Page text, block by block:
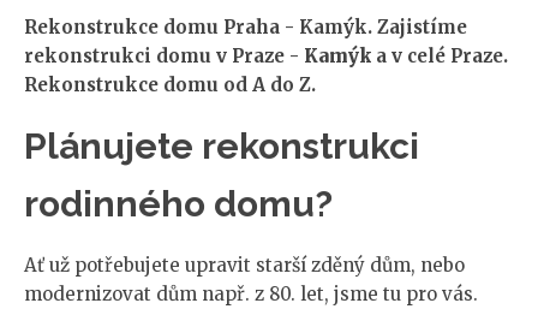
Rekonstrukce domu Praha - Kamýk. Zajistíme
rekonstrukci domu v Praze - Kamýk a v celé Praze.
Rekonstrukce domu od A do Z.
Plánujete rekonstrukci
rodinného domu?
Ať už potřebujete upravit starší zděný dům, nebo
modernizovat dům např. z 80. let, jsme tu pro vás.